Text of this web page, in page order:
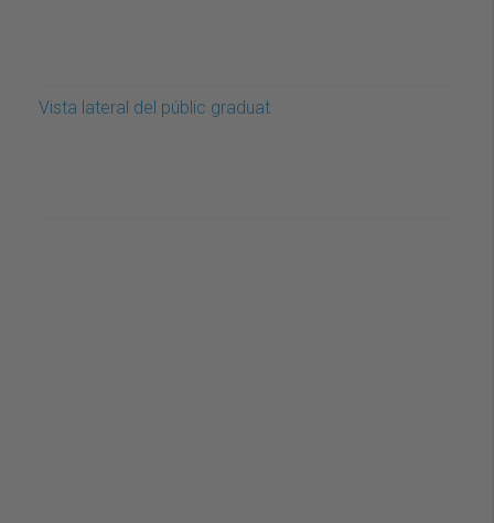
Vista lateral del públic graduat